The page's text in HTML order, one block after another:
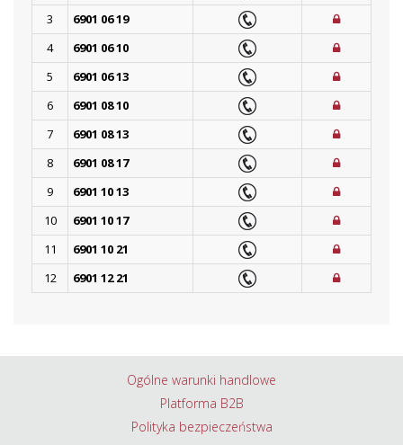
3
6901 06 19
4
6901 06 10
5
6901 06 13
6
6901 08 10
7
6901 08 13
8
6901 08 17
9
6901 10 13
10
6901 10 17
11
6901 10 21
12
6901 12 21
Ogólne warunki handlowe
Platforma B2B
Polityka bezpieczeństwa